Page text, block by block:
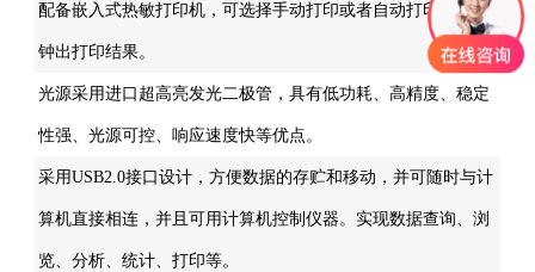
配备嵌入式热敏打印机，可选择手动打印或者自动打印，三分
钟出打印结果。
光源采用进口超高亮发光二极管，具有低功耗、高精度、稳定
性强、光源可控、响应速度快等优点。
采用USB2.0接口设计，方便数据的存贮和移动，并可随时与计
算机直接相连，并且可用计算机控制仪器。实现数据查询、浏
览、分析、统计、打印等。